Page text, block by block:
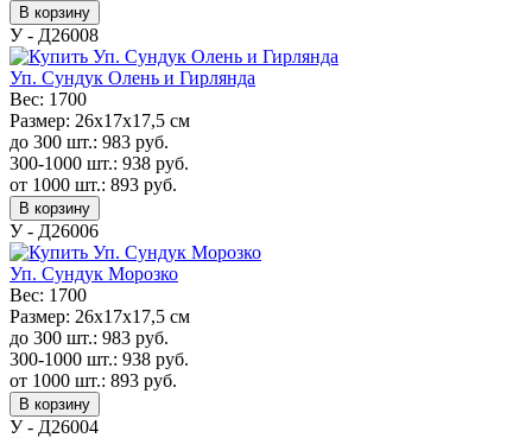
В корзину
У - Д26008
Уп. Сундук Олень и Гирлянда
Вес: 1700
Размер: 26х17х17,5 см
до 300 шт.: 983 руб.
300-1000 шт.: 938 руб.
от 1000 шт.: 893 руб.
В корзину
У - Д26006
Уп. Сундук Морозко
Вес: 1700
Размер: 26х17х17,5 см
до 300 шт.: 983 руб.
300-1000 шт.: 938 руб.
от 1000 шт.: 893 руб.
В корзину
У - Д26004